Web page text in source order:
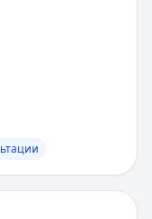
-
сохранять